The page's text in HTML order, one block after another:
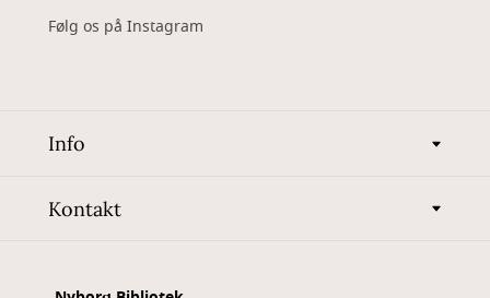
Følg os på Instagram
Info
Kontakt